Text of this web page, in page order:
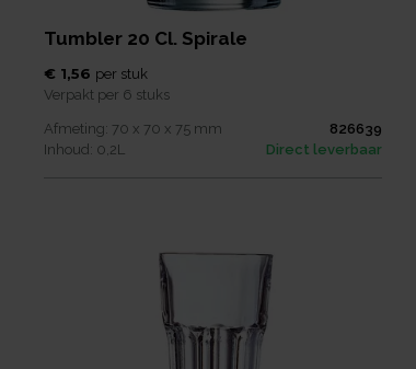
Tumbler 20 Cl. Spirale
€ 1,56 per stuk
Verpakt per 6 stuks
Afmeting: 70 x 70 x 75 mm
Inhoud: 0,2L
826639
Direct leverbaar